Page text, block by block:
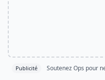
Publicité Soutenez Ops pour